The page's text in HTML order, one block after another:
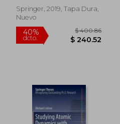
dcto. $ 114.52
Optical Data of Solar
Cell Materials
Optical Sciences) (en
Inglés)
Springer, 2019, Tapa Dura,
Nuevo